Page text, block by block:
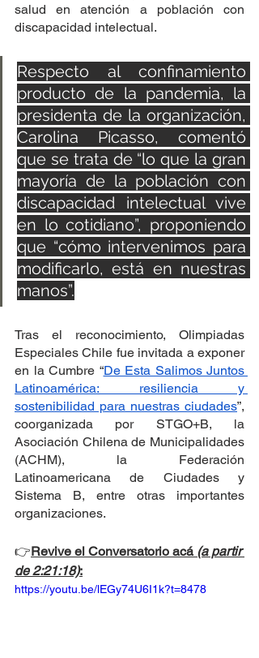
salud en atención a población con
discapacidad intelectual.
Respecto al confinamiento
producto de la pandemia, la
presidenta de la organización,
Carolina Picasso, comentó
que se trata de “lo que la gran
mayoría de la población con
discapacidad intelectual vive
en lo cotidiano”, proponiendo
que “cómo intervenimos para
modificarlo, está en nuestras
manos”.
Tras el reconocimiento, Olimpiadas
Especiales Chile fue invitada a exponer
en la Cumbre “De Esta Salimos Juntos
Latinoamérica: resiliencia y
sostenibilidad para nuestras ciudades”,
coorganizada por STGO+B, la
Asociación Chilena de Municipalidades
(ACHM), la Federación
Latinoamericana de Ciudades y
Sistema B, entre otras importantes
organizaciones.
👉Revive el Conversatorio acá (a partir
de 2:21:18):
https://youtu.be/lEGy74U6I1k?t=8478